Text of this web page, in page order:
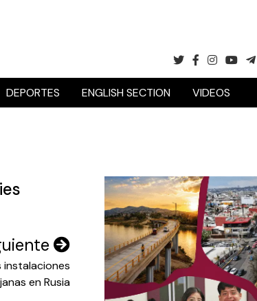
DEPORTES ENGLISH SECTION VIDEOS
en Rusia